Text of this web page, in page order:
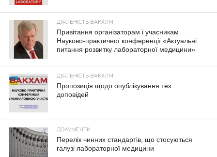
ДІЯЛЬНІСТЬ ВАКХЛМ
Привітання організаторам і учасникам
Науково-практичної конференції «Актуальні
питання розвитку лабораторної медицини»
ДІЯЛЬНІСТЬ ВАКХЛМ
Пропозиція щодо опублікування тез
доповідей
ДОКУМЕНТИ
Перелік чинних стандартів, що стосуються
галузі лабораторної медицини